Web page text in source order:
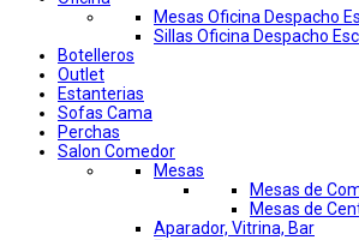
Mesas Oficina Despacho
Sillas Oficina Despacho
Botelleros
Outlet
Estanterias
Sofas Cama
Perchas
Salon Comedor
Mesas
Mesas de
Mesas de
Aparador, Vitrina, Bar